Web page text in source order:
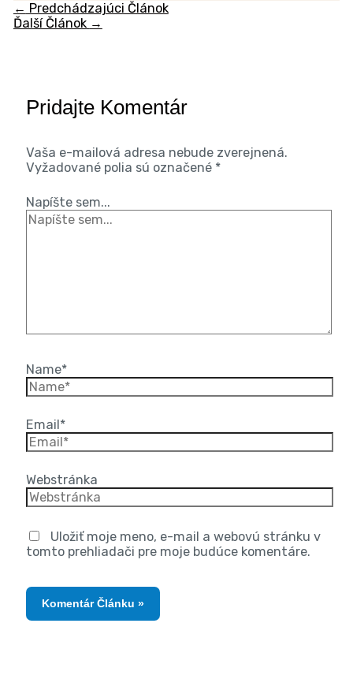
← Predchádzajúci Článok
Ďalší Článok →
Pridajte Komentár
Vaša e-mailová adresa nebude zverejnená.
Vyžadované polia sú označené *
Napíšte sem...
Name*
Email*
Webstránka
Uložiť moje meno, e-mail a webovú stránku v
tomto prehliadači pre moje budúce komentáre.